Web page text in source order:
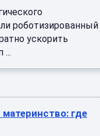
роботизированный
ускорить
...
где